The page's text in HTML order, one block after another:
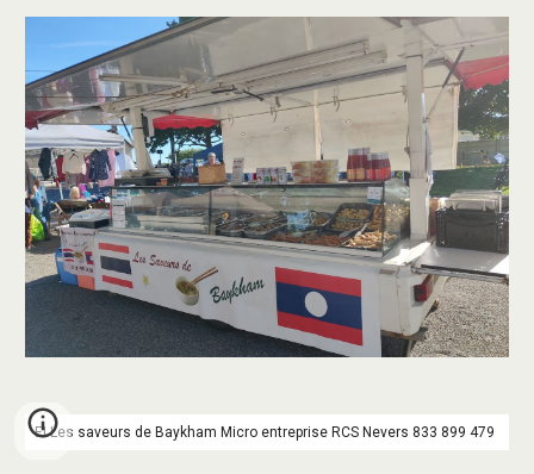
EI Les saveurs de Baykham Micro entreprise RCS Nevers 833 899 479